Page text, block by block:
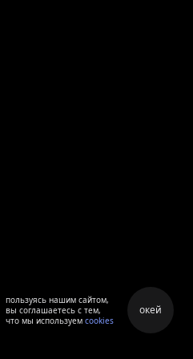
пользуясь нашим сайтом,
вы соглашаетесь с тем,
что мы используем cookies
окей